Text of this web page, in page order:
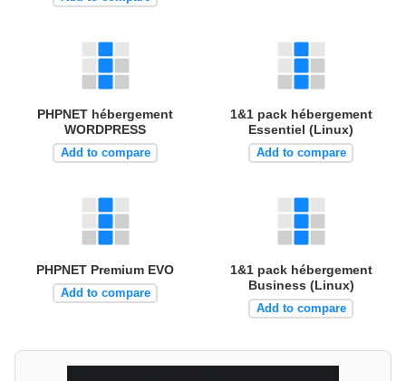
PHPNET hébergement
WORDPRESS
Add to compare
1&1 pack hébergement
Essentiel (Linux)
Add to compare
PHPNET Premium EVO
Add to compare
1&1 pack hébergement
Business (Linux)
Add to compare